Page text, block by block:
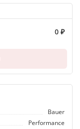
0 ₽
Bauer
Performance